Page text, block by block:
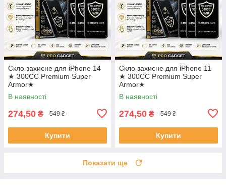
Скло захисне для iPhone 14
★ 300CC Premium Super
Armor★
В наявності
274,50 ₴ 549 ₴
Купити
Скло захисне для iPhone 11
★ 300CC Premium Super
Armor★
В наявності
274,50 ₴ 549 ₴
Купити
Показати ще